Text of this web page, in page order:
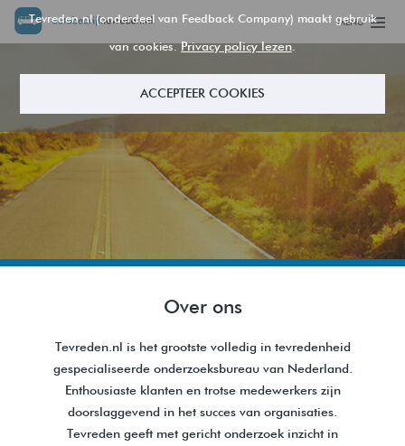
Tevreden.nl (onderdeel van Feedback Company) maakt gebruik
van cookies.Privacy policy lezen.
ACCEPTEER COOKIES
MENU
Over ons
Tevreden.nl is het grootste volledig in tevredenheid
gespecialiseerde onderzoeksbureau van Nederland.
Enthousiaste klanten en trotse medewerkers zijn
doorslaggevend in het succes van organisaties.
Tevreden geeft met gericht onderzoek inzicht in